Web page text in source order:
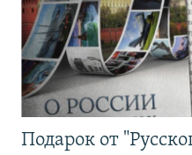
Подарок от